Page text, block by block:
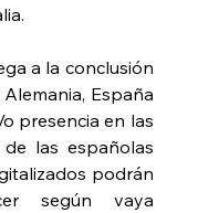
a la conclusión
España
presencia en las
las españolas
podrán
según vaya